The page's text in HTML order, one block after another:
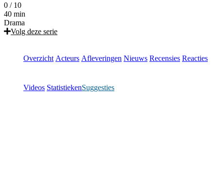
0 / 10
40 min
Drama
Volg deze serie
Overzicht Acteurs Afleveringen Nieuws Recensies Reacties
Videos StatistiekenSuggesties